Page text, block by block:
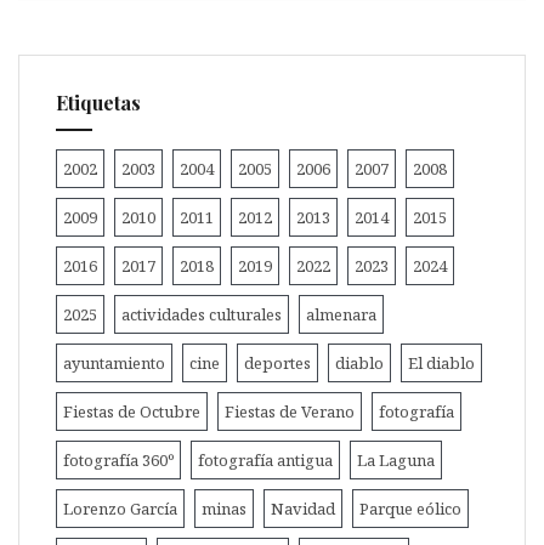
Etiquetas
2002 2003 2004 2005 2006 2007 2008
2009 2010 2011 2012 2013 2014 2015
2016 2017 2018 2019 2022 2023 2024
2025 actividades culturales almenara
ayuntamiento cine deportes diablo El diablo
Fiestas de Octubre Fiestas de Verano fotografía
fotografía 360º fotografía antigua La Laguna
Lorenzo García minas Navidad Parque eólico